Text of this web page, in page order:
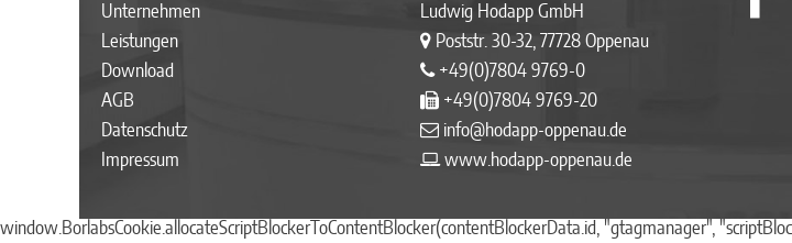
Unternehmen
Leistungen
Download
AGB
Datenschutz
Impressum
Ludwig Hodapp GmbH
Poststr. 30-32, 77728 Oppenau
+49(0)7804 9769-0
+49(0)7804 9769-20
info@hodapp-oppenau.de
www.hodapp-oppenau.de
window.BorlabsCookie.allocateScriptBlockerToContentBlocker(contentBlockerData.id, "gtagmanager",